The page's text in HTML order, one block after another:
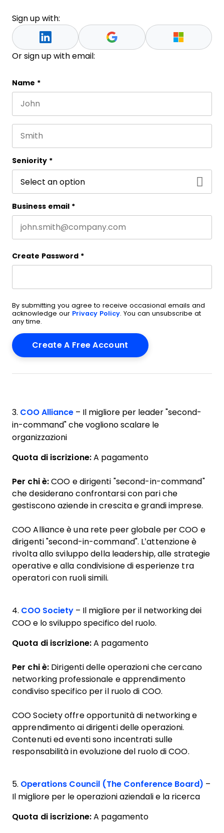
Sign up with:
Or sign up with email:
Company
This field is for validation purposes and should be
Name *
Seniority *
Business email *
Create Password *
By submitting you agree to receive occasional emails and
acknowledge our Privacy Policy. You can unsubscribe at
any time.
3. COO Alliance – Il migliore per leader "second-
in-command" che vogliono scalare le
organizzazioni
Quota di iscrizione: A pagamento
Per chi è: COO e dirigenti "second-in-command"
che desiderano confrontarsi con pari che
gestiscono aziende in crescita e grandi imprese.
COO Alliance è una rete peer globale per COO e
dirigenti "second-in-command". L’attenzione è
rivolta allo sviluppo della leadership, alle strategie
operative e alla condivisione di esperienze tra
operatori con ruoli simili.
4. COO Society – Il migliore per il networking dei
COO e lo sviluppo specifico del ruolo.
Quota di iscrizione: A pagamento
Per chi è: Dirigenti delle operazioni che cercano
networking professionale e apprendimento
condiviso specifico per il ruolo di COO.
COO Society offre opportunità di networking e
apprendimento ai dirigenti delle operazioni.
Contenuti ed eventi sono incentrati sulle
responsabilità in evoluzione del ruolo di COO.
5. Operations Council (The Conference Board) –
Il migliore per le operazioni aziendali e la ricerca
Quota di iscrizione: A pagamento